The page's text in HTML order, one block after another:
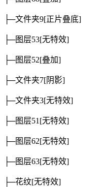
├─文件夹9[正片叠底]
├─图层53[无特效]
├─图层52[叠加]
├─文件夹7[阴影]
├─文件夹3[无特效]
├─图层51 [无特效]
├─图层62[无特效]
├─图层63[无特效]
├─花纹[无特效]